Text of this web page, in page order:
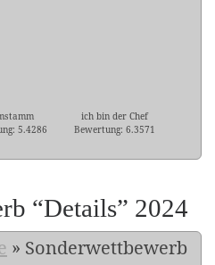
5.4286
ich bin der Chef
Bewertung: 6.3571
“Details” 2024
» Sonderwettbewerb